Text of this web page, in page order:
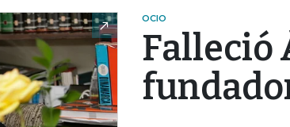
OCIO
Falleció